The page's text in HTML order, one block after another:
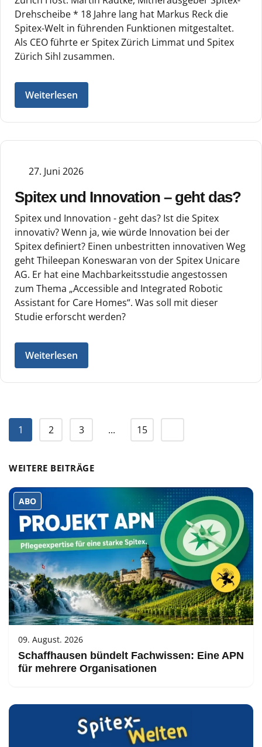
Drehscheibe * 18 Jahre lang hat Markus Reck die
Spitex-Welt in führenden Funktionen mitgestaltet.
Als CEO führte er Spitex Zürich Limmat und Spitex
Zürich Sihl zusammen.
Weiterlesen
27. Juni 2026
Spitex und Innovation – geht das?
Spitex und Innovation - geht das? Ist die Spitex
innovativ? Wenn ja, wie würde Innovation bei der
Spitex definiert? Einen unbestritten innovativen Weg
geht Thileepan Koneswaran von der Spitex Unicare
AG. Er hat eine Machbarkeitsstudie angestossen
zum Thema „Accessible and Integrated Robotic
Assistant for Care Homes“. Was soll mit dieser
Studie erforscht werden?
Weiterlesen
1 2 3 ... 15
WEITERE BEITRÄGE
ABO
09. August. 2026
Schaffhausen bündelt Fachwissen: Eine APN
für mehrere Organisationen